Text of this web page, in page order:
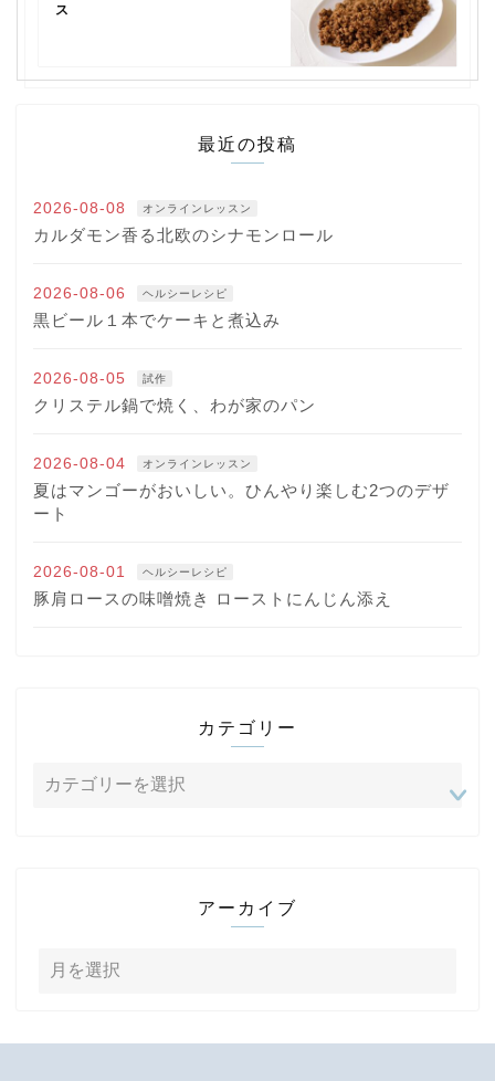
ス
最近の投稿
2026-08-08 オンラインレッスン
カルダモン香る北欧のシナモンロール
2026-08-06 ヘルシーレシピ
黒ビール１本でケーキと煮込み
2026-08-05 試作
クリステル鍋で焼く、わが家のパン
2026-08-04 オンラインレッスン
夏はマンゴーがおいしい。ひんやり楽しむ2つのデザ
ート
2026-08-01 ヘルシーレシピ
豚肩ロースの味噌焼き ローストにんじん添え
カテゴリー
アーカイブ